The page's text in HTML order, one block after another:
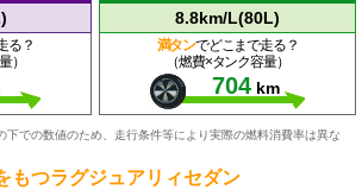
る？
）
8.8km/L(80L)
満タンでどこまで走る？
（燃費×タンク容量）
704 km
での数値のため、走行条件等により実際の燃料消費率は異な
もつラグジュアリィセダン